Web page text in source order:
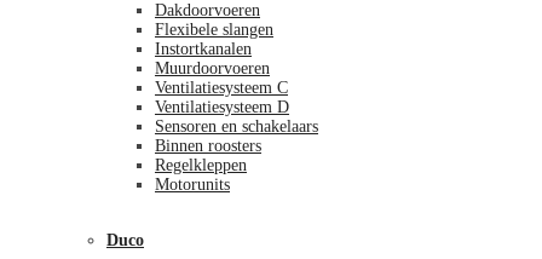
Dakdoorvoeren
Flexibele slangen
Instortkanalen
Muurdoorvoeren
Ventilatiesysteem C
Ventilatiesysteem D
Sensoren en schakelaars
Binnen roosters
Regelkleppen
Motorunits
Duco